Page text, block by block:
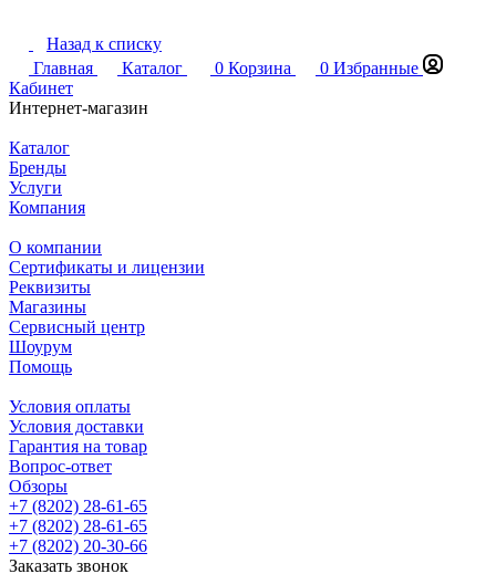
Назад к списку
Главная
Каталог 0 Корзина 0 Избранные
Кабинет
Интернет-магазин
Каталог
Бренды
Услуги
Компания
О компании
Сертификаты и лицензии
Реквизиты
Магазины
Сервисный центр
Шоурум
Помощь
Условия оплаты
Условия доставки
Гарантия на товар
Вопрос-ответ
Обзоры
+7 (8202) 28‑61-65
+7 (8202) 28‑61-65
+7 (8202) 20‑30-66
Заказать звонок